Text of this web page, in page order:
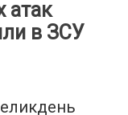
атак
в ЗСУ